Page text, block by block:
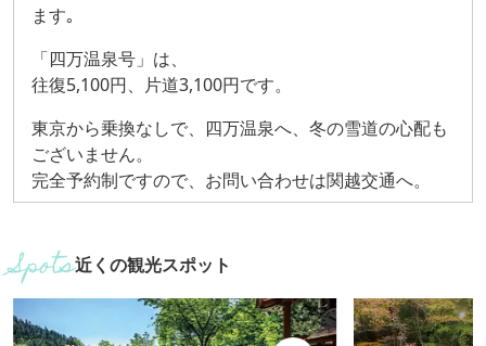
ます｡
「四万温泉号」は、
往復5,100円、片道3,100円です。
東京から乗換なしで、四万温泉へ、冬の雪道の心配も
ございません。
完全予約制ですので、お問い合わせは関越交通へ。
近くの観光スポット